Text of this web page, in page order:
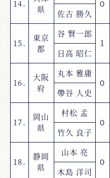
14.
県
０
佐古 勝久
15.
東京
都
谷 賢一郎
１
日高 昭仁
16.
大阪
府
丸本 雅庸
０
帶谷 人史
17.
岡山
県
村松 孟
０
竹久 良子
18.
静岡
県
山本 亮
０
木島 洋司